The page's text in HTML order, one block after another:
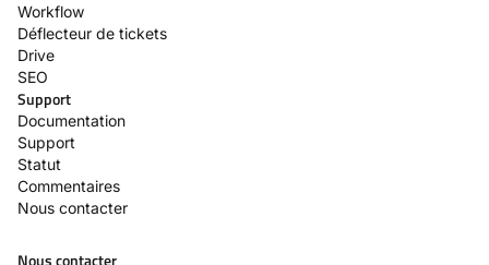
Workflow
Déflecteur de tickets
Drive
SEO
Support
Documentation
Support
Statut
Commentaires
Nous contacter
Nous contacter